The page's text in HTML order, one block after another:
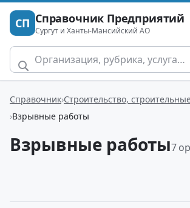
СП Справочник Предприятий
Сургут и Ханты-Мансийский АО
Справочник Строительство,
Взрывные работы
Взрывные работы7